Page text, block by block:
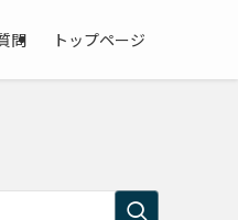
問 トップページ